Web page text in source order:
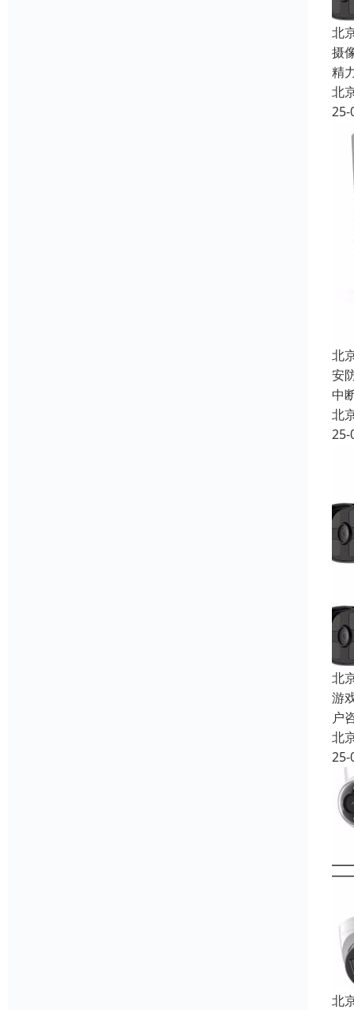
北
摄
精
北
25-
北
安
中
北
25-
北
游
户
北
25-
北